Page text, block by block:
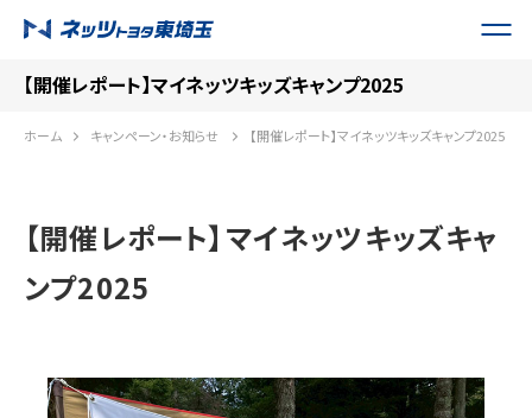
【開催レポート】マイネッツキッズキャンプ2025
ホーム キャンペーン・お知らせ 【開催レポート】マイネッツキッズキャンプ2025
【開催レポート】マイネッツキッズキャ
ンプ2025